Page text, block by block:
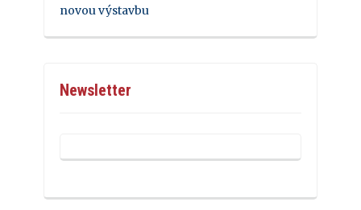
novou výstavbu
Newsletter